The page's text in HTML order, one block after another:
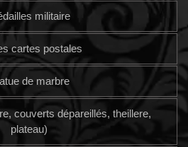
militaire
cartes postales
de marbre
couverts dépareillés, theillere,
plateau)